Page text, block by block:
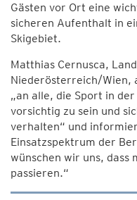
Gästen vor Ort eine
sicheren Aufenthalt in
Skigebiet.
Matthias Cernusca,
Niederösterreich/Wien,
„an alle, die Sport in
vorsichtig zu sein und
verhalten“ und
Einsatzspektrum der
wünschen wir uns, dass
passieren.“